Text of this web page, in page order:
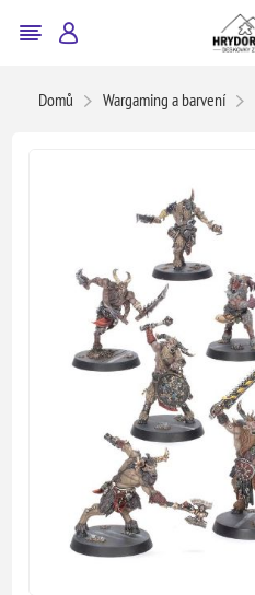
Domů Wargaming a barvení